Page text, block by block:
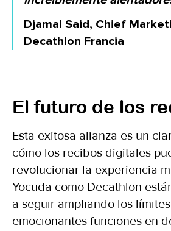
Djamal Said, Chief
Decathlon Francia
El futuro de los
Esta exitosa alianza es un
cómo los recibos digitales
revolucionar la experiencia
Yocuda como Decathlon
a seguir ampliando los
emocionantes funciones en